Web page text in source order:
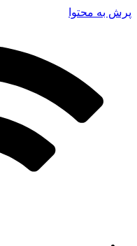
پرش به محتوا